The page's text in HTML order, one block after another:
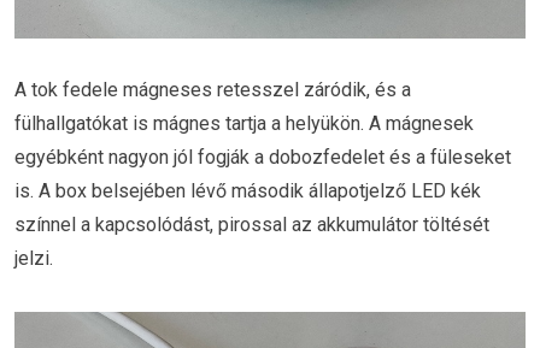
A tok fedele mágneses retesszel záródik, és a
fülhallgatókat is mágnes tartja a helyükön. A mágnesek
egyébként nagyon jól fogják a dobozfedelet és a füleseket
is. A box belsejében lévő második állapotjelző LED kék
színnel a kapcsolódást, pirossal az akkumulátor töltését
jelzi.